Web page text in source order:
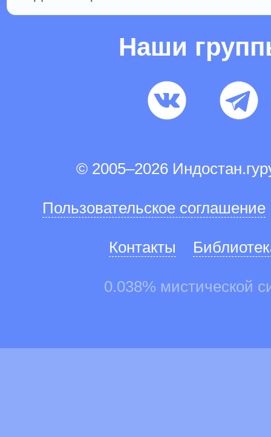
Наши
© 2005–2026
Пользовательское соглашение
Контакты
0.038% мистической